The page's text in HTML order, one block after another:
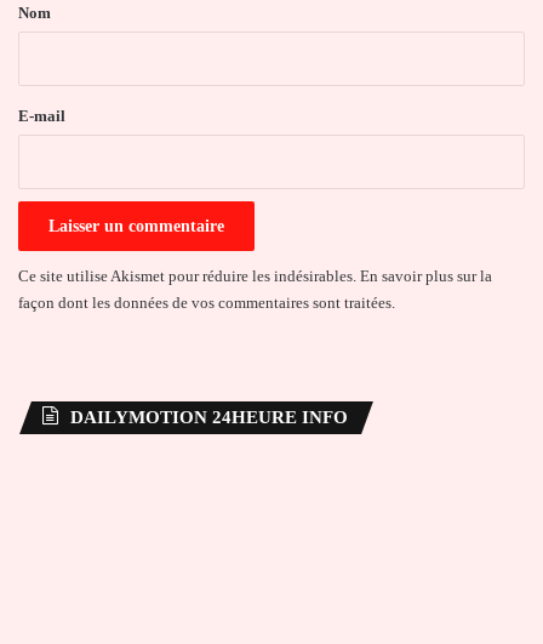
a
e
Nom
E-mail
Ce site utilise Akismet pour réduire les indésirables. En savoir plus sur la
façon dont les données de vos commentaires sont traitées.
DAILYMOTION 24HEURE INFO